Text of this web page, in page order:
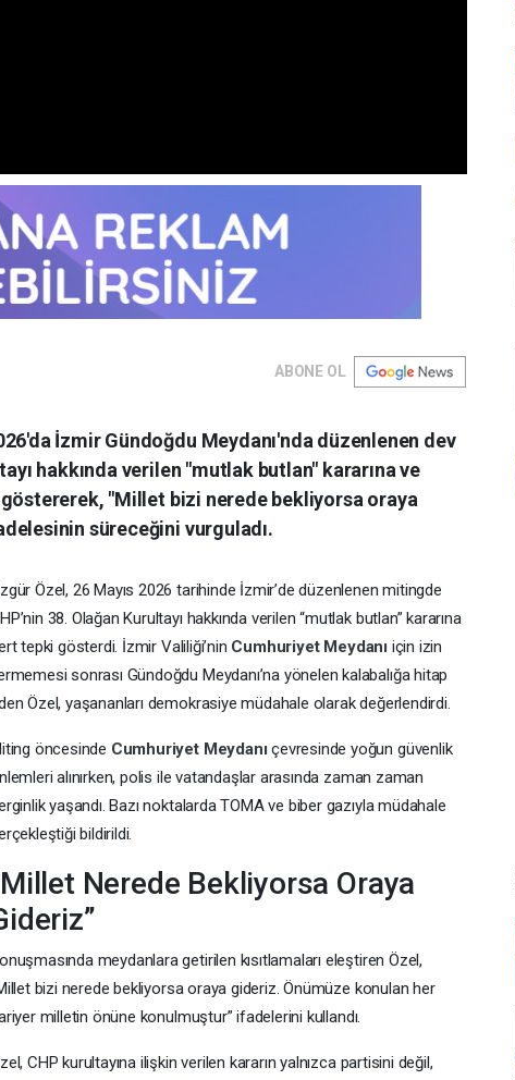
ABONE OL
İzmir Gündoğdu Meydanı'nda düzenlenen dev
hakkında verilen "mutlak butlan" kararına ve
"Millet bizi nerede bekliyorsa oraya
süreceğini vurguladı.
Özel, 26 Mayıs 2026 tarihinde İzmir’de düzenlenen mitingde
38. Olağan Kurultayı hakkında verilen “mutlak butlan” kararına
tepki gösterdi. İzmir Valiliği’nin Cumhuriyet Meydanı için izin
sonrası Gündoğdu Meydanı’na yönelen kalabalığa hitap
Özel, yaşananları demokrasiye müdahale olarak değerlendirdi.
öncesinde Cumhuriyet Meydanıçevresinde yoğun güvenlik
alınırken, polis ile vatandaşlar arasında zaman zaman
yaşandı. Bazı noktalarda TOMA ve biber gazıyla müdahale
bildirildi.
Nerede Bekliyorsa Oraya
meydanlara getirilen kısıtlamaları eleştiren Özel,
bizi nerede bekliyorsa oraya gideriz. Önümüze konulan her
milletin önüne konulmuştur” ifadelerini kullandı.
CHP kurultayına ilişkin verilen kararın yalnızca partisini değil,